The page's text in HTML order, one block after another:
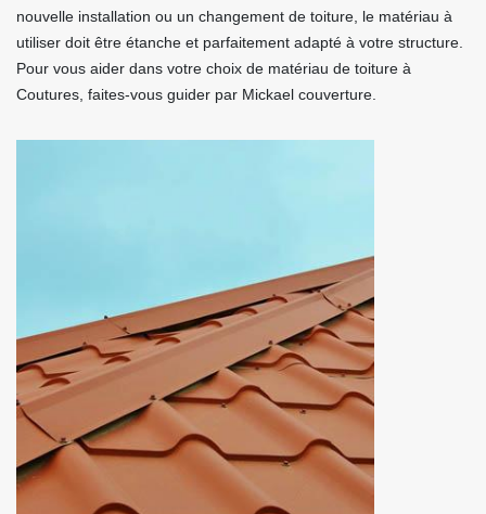
nouvelle installation ou un changement de toiture, le matériau à
utiliser doit être étanche et parfaitement adapté à votre structure.
Pour vous aider dans votre choix de matériau de toiture à
Coutures, faites-vous guider par Mickael couverture.